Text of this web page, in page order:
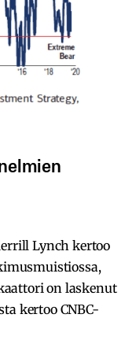
Lynch kertoo
on laskenut
kertoo CNBC-